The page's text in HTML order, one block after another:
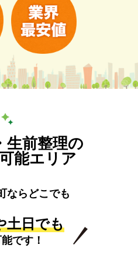
生前整理の
能エリア
ならどこでも
土日でも
です！